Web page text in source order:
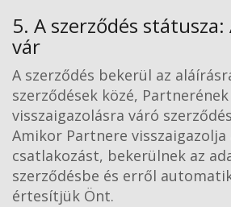
5. A szerződés
vár
A szerződés bekerül az
szerződések közé,
visszaigazolásra váró
Amikor Partnere visszaigazolja
csatlakozást, bekerülnek az
szerződésbe és erről
értesítjük Önt.